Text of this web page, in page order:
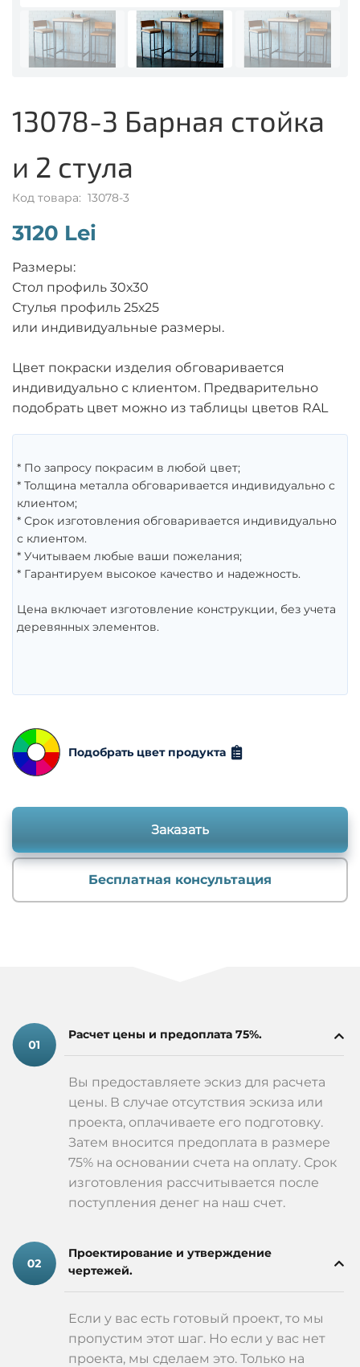
13078-3 Барная стойка
и 2 стула
Код товара: 13078-3
3120 Lei
Размеры:
Стол профиль 30х30
Стулья профиль 25х25
или индивидуальные размеры.
Цвет покраски изделия обговаривается
индивидуально с клиентом. Предварительно
подобрать цвет можно из таблицы цветов RAL
* По запросу покрасим в любой цвет;
* Толщина металла обговаривается индивидуально с
клиентом;
* Срок изготовления обговаривается индивидуально
с клиентом.
* Учитываем любые ваши пожелания;
* Гарантируем высокое качество и надежность.
Цена включает изготовление конструкции, без учета
деревянных элементов.
Подобрать цвет продукта
Заказать
Бесплатная консультация
Расчет цены и предоплата 75%.
Вы предоставляете эскиз для расчета
цены. В случае отсутствия эскиза или
проекта, оплачиваете его подготовку.
Затем вносится предоплата в размере
75% на основании счета на оплату. Срок
изготовления рассчитывается после
поступления денег на наш счет.
Проектирование и утверждение
чертежей.
Если у вас есть готовый проект, то мы
пропустим этот шаг. Но если у вас нет
проекта, мы сделаем это. Только на